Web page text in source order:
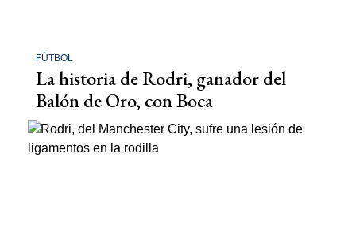
FÚTBOL
La historia de Rodri, ganador del
Balón de Oro, con Boca